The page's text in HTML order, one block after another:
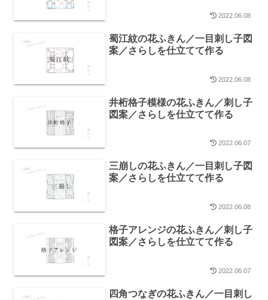
2022.06.08
蜀江紋の花ふきん／一目刺し子図
案／さらしを仕立てて作る
2022.06.08
井桁格子模様の花ふきん／刺し子
図案／さらしを仕立てて作る
2022.06.07
三崩しの花ふきん／一目刺し子図
案／さらしを仕立てて作る
2022.06.08
格子アレンジの花ふきん／刺し子
図案／さらしを仕立てて作る
2022.06.07
四角つなぎの花ふきん／一目刺し